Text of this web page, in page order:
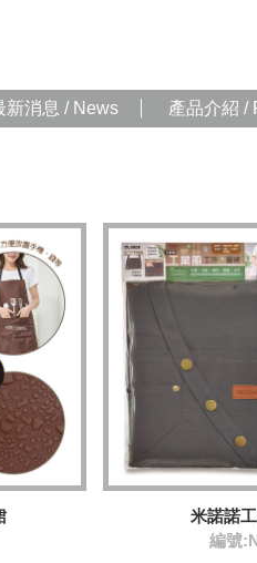
新消息 / News 產品介紹 /
米諾諾
編號